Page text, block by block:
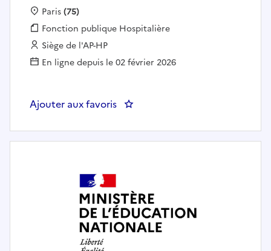
Localisation :
Paris(75)
Fonction publique :
Fonction publique Hospitalière
Employeur :
Siège de l'AP-HP
En ligne depuis le 02 février 2026
Ajouter aux favoris : Formateur des professionnels